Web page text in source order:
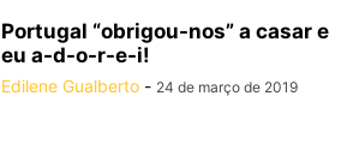
Portugal “obrigou-nos” a casar e
eu a-d-o-r-e-i!
Edilene Gualberto - 24 de março de 2019